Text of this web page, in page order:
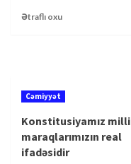
Ətraflı oxu
Cəmiyyət
Konstitusiyamız milli
maraqlarımızın real
ifadəsidir